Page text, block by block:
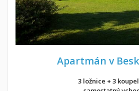
Apartmán v
3 ložnice + 3